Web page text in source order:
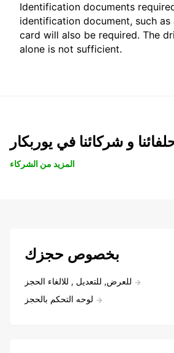
Identification documents
identification document, such
card will also be required. The
alone is not sufficient.
و شركائنا في يوربكار
المزيد من الشركاء
بخصوص حجزك
للعرض, للتعديل , للالغاء الحجز
لوحه التحكم بالحجز